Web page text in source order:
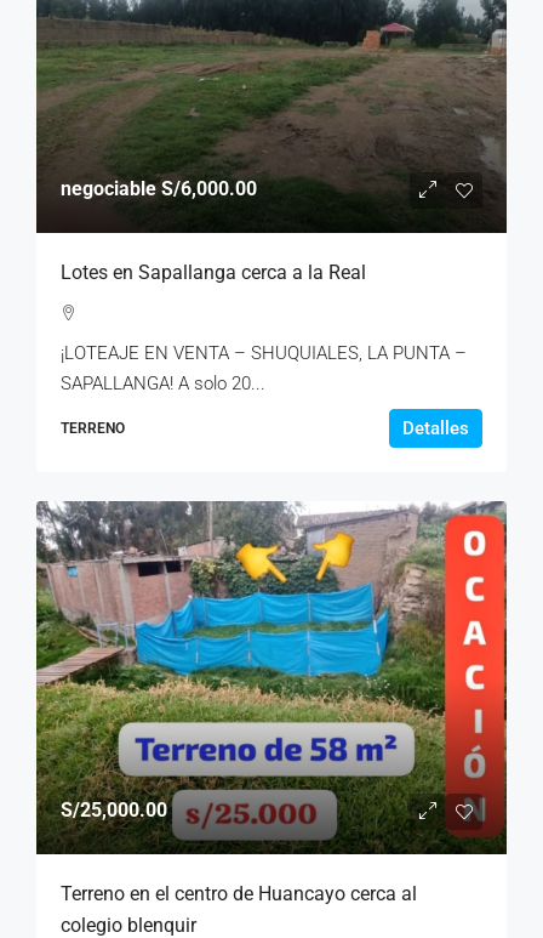
negociableS/6,000.00
Lotes en Sapallanga cerca a la Real
¡LOTEAJE EN VENTA – SHUQUIALES, LA PUNTA –
SAPALLANGA! A solo 20...
TERRENO Detalles
S/25,000.00
Terreno en el centro de Huancayo cerca al
colegio blenquir